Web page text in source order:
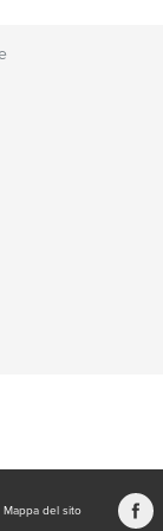
Mappa del sito